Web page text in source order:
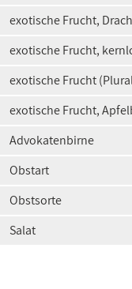
exotische Frucht,
exotische Frucht,
exotische Frucht
exotische Frucht,
Advokatenbirne
Obstart
Obstsorte
Salat